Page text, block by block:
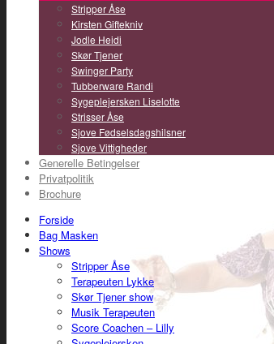
Stripper Åse
Kirsten Giftekniv
Jodle Heidi
Skør Tjener
Swinger Party
Tubberware Randi
Sygeplejersken Liselotte
Strisser Åse
Sjove Fødselsdagshilsner
Sjove Vittigheder
Generelle Betingelser
Privatpolitik
Brochure
Forside
Bag Masken
Shows
Stripper Åse
Terapeuten Lykke
Skør Tjener show
Musik Terapeuten
Score Coachen – Lilly